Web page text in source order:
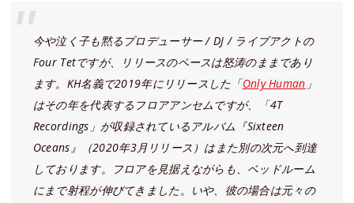
今や泣く子も黙るプロデューサー / DJ / ライブアクトの
Four Tetですが、リリースのペースは怒涛のままであり
ます。KH名義で2019年にリリースした「Only Human 」
はその年を代表するフロアアンセムですが、「4T
Recordings」が収録されているアルバム『Sixteen
Oceans』（2020年3月リリース）はまた別の次元へ到達
しております。フロアを見据えながらも、ベッドルーム
にまで射程が伸びてきました。いや、彼の場合は元々の